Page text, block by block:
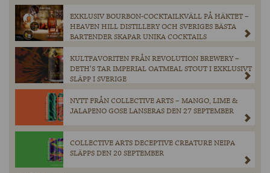
EXKLUSIV BOURBON-COCKTAILKVÄLL PÅ HÄKTET –
HEAVEN HILL DISTILLERY OCH SVERIGES BÄSTA
BARTENDER SKAPAR UNIKA COCKTAILS
KULTFAVORITEN FRÅN REVOLUTION BREWERY –
DETH’S TAR IMPERIAL OATMEAL STOUT I EXKLUSIVT
SLÄPP I SVERIGE
NYTT FRÅN COLLECTIVE ARTS – MANGO, LIME &
JALAPENO GOSE LANSERAS DEN 27 SEPTEMBER
COLLECTIVE ARTS DECEPTIVE CREATURE NEIPA
SLÄPPS DEN 20 SEPTEMBER